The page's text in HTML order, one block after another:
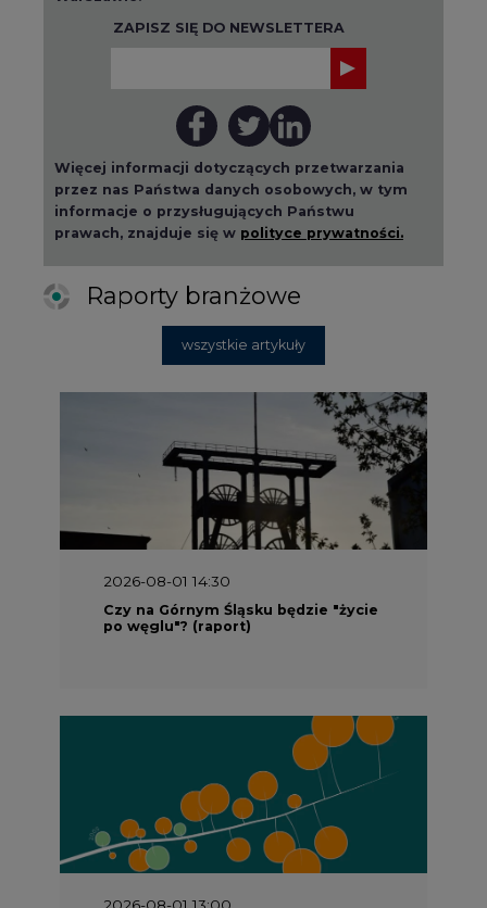
Więcej informacji dotyczących przetwarzania
przez nas Państwa danych osobowych, w tym
informacje o przysługujących Państwu
prawach, znajduje się w polityce prywatności.
Raporty branżowe
2026-08-01 14:30
Czy na Górnym Śląsku będzie "życie
po węglu"? (raport)
2026-08-01 13:00
Wyszedł ciekawy raport o stanie
klimatu w Europie